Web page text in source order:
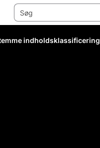
indholdsklassificering